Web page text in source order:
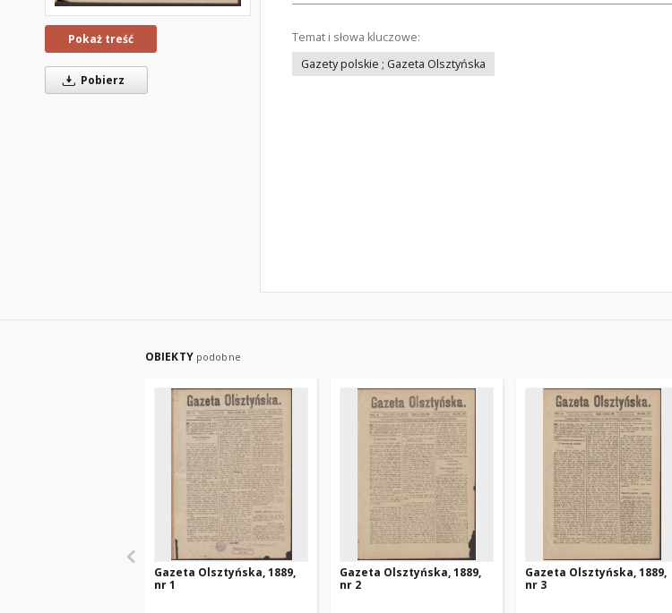
Pokaż treść
Pobierz
Temat i słowa kluczowe:
Gazety polskie ; Gazeta Olsztyńska
OBIEKTY podobne
Gazeta Olsztyńska, 1889,
nr 1
Gazeta Olsztyńska, 1889,
nr 2
Gazeta Olsztyńska, 1889,
nr 3